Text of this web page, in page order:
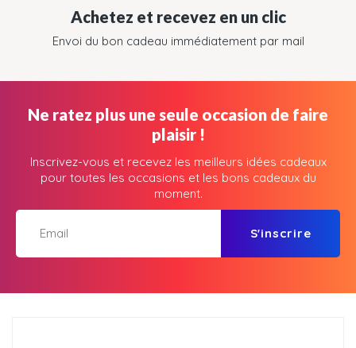
Achetez et recevez en un clic
Envoi du bon cadeau immédiatement par mail
Ne ratez plus une seule occasion de faire
plaisir !
Inscrivez-vous et recevez les meilleurs idées cadeaux
pour toutes les occasions et les bons cadeaux du
moment.
S'inscrire